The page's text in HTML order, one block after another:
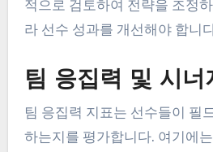
적으로 검토하여 전략을 조정
라 선수 성과를 개선해야 합니
팀 응집력 및 시너
팀 응집력 지표는 선수들이 필
하는지를 평가합니다. 여기에